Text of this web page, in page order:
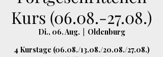
Kurs (06.08.-27.08.)
Di., 06. Aug.
Oldenburg
4 Kurstage (06.08./13.08./20.08./27.08.)